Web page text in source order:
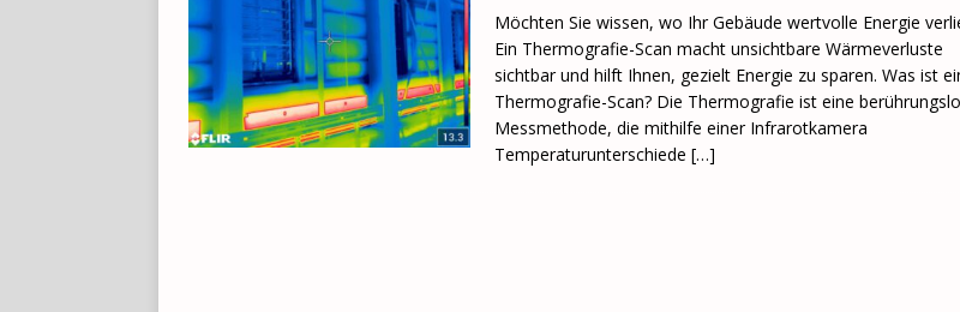
Möchten Sie wissen, wo Ihr Gebäude wertvolle Energie
Ein Thermografie-Scan macht unsichtbare Wärmeverluste
sichtbar und hilft Ihnen, gezielt Energie zu sparen. Was ist
Thermografie-Scan? Die Thermografie ist eine
Messmethode, die mithilfe einer Infrarotkamera
Temperaturunterschiede […]